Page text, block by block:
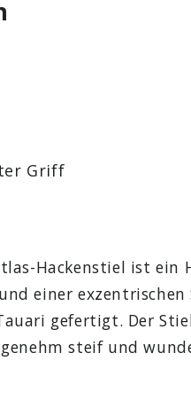
Griff
Hackenstiel ist ein
einer
gefertigt. Der
steif und